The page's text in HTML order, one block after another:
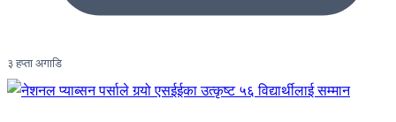
३ हप्ता अगाडि